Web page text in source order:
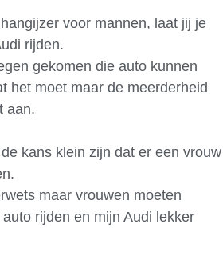
voor mannen, laat jij je
rijden.
gekomen die auto kunnen
het moet maar de meerderheid
aan.
kans klein zijn dat er een vrouw
maar vrouwen moeten
rijden en mijn Audi lekker